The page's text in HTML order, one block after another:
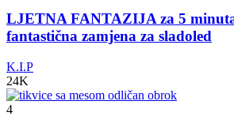
LJETNA FANTAZIJA za 5
fantastična zamjena za sladoled
K.I.P
24K
4